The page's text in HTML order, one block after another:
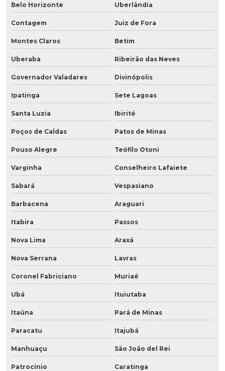
Belo Horizonte Uberlândia
Contagem Juiz de Fora
Montes Claros Betim
Uberaba Ribeirão das Neves
Governador Valadares Divinópolis
Ipatinga Sete Lagoas
Santa Luzia Ibirité
Poços de Caldas Patos de Minas
Pouso Alegre Teófilo Otoni
Varginha Conselheiro Lafaiete
Sabará Vespasiano
Barbacena Araguari
Itabira Passos
Nova Lima Araxá
Nova Serrana Lavras
Coronel Fabriciano Muriaé
Ubá Ituiutaba
Itaúna Pará de Minas
Paracatu Itajubá
Manhuaçu São João del Rei
Patrocínio Caratinga